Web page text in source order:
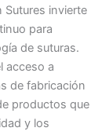
invierte
para
de suturas.
acceso a
de fabricación
productos que
y los